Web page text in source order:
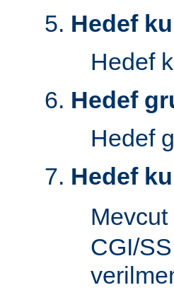
Hedef
Hedef
Hedef
Hedef
Hedef
CGI/